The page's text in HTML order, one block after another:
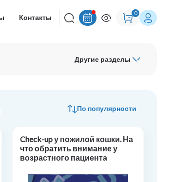
Контакты
0
Другие разделы
По популярности
Check-up у пожилой кошки. На
что обратить внимание у
возрастного пациента